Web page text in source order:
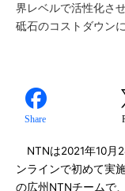
界レベルで活性化さ
砥石のコストダウン
Share
NTNは2021年10月
ンラインで初めて実
の広州NTNチームで